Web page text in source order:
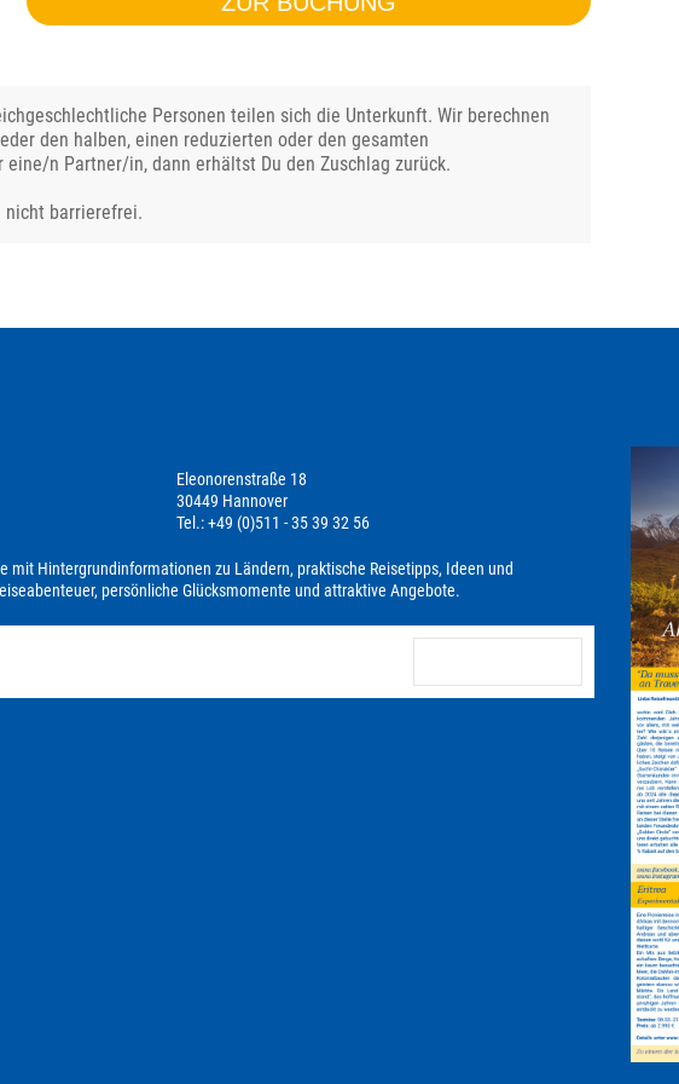
Personen teilen sich die Unterkunft. Wir berechnen
den halben, einen reduzierten oder den gesamten
eine/n Partner/in, dann erhältst Du den Zuschlag zurück.
nicht barrierefrei.
Eleonorenstraße 18
30449 Hannover
Tel.: +49 (0)511 - 35 39 32 56
mit Hintergrundinformationen zu Ländern, praktische Reisetipps, Ideen und
persönliche Glücksmomente und attraktive Angebote.